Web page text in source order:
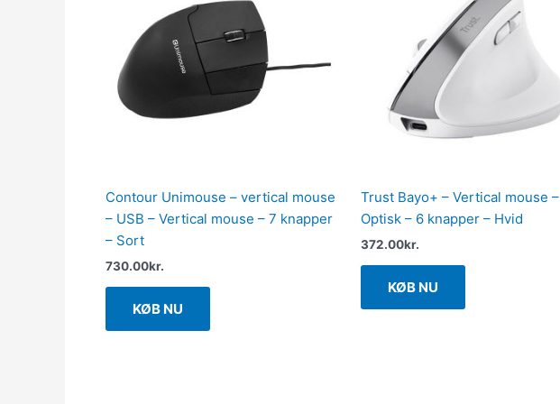
Contour Unimouse – vertical mouse
– USB – Vertical mouse – 7 knapper
– Sort
730.00kr.
KØB NU
Trust Bayo+ – Vertical mouse –
Optisk – 6 knapper – Hvid
372.00kr.
KØB NU